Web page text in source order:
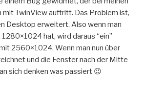
TwinView auftritt. Das Problem ist,
Desktop erweitert. Also wenn man
hat, wird daraus “ein”
2560×1024. Wenn man nun über
und die Fenster nach der Mitte
sich denken was passiert 😉